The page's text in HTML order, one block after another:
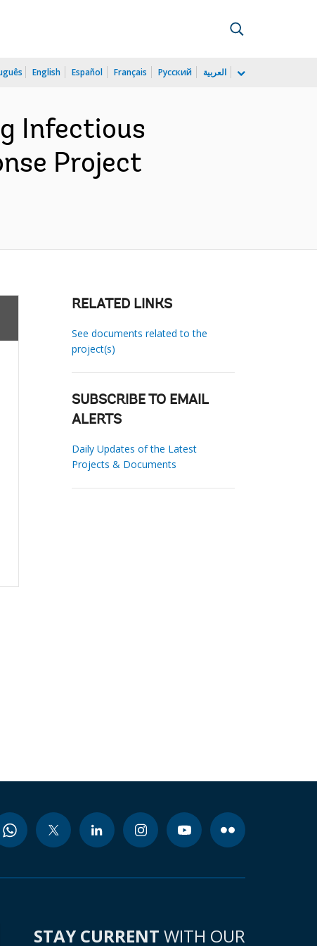
English Español Français Русский العربية
Infectious
Project
RELATED LINKS
See documents related to the
project(s)
SUBSCRIBE TO EMAIL
ALERTS
Daily Updates of the Latest
Projects & Documents
STAY CURRENT WITH OUR